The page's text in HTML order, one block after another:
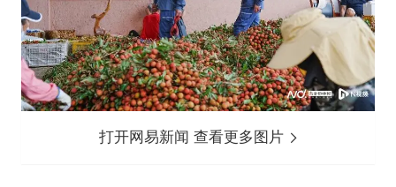
打开网易新闻 查看更多图片